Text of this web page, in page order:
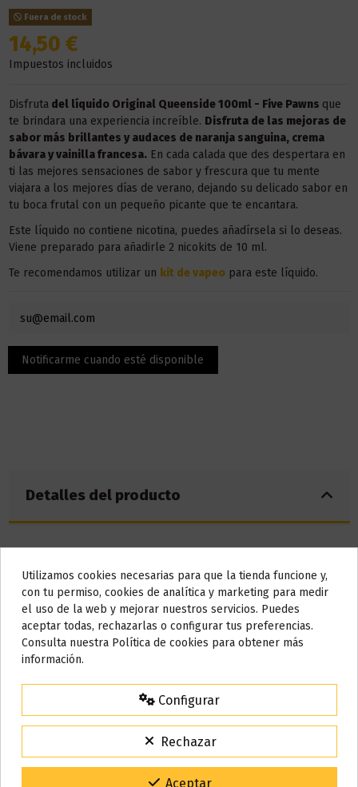
Fuera de stock
14,50 €
Impuestos incluidos
Disfrutadel líquido Original Queenside 100ml - Five Pawns que
te brindara una experiencia increíble. Disfruta de las mejoras de
sabor más brillantes y audaces de naranja sanguina, crema
bávara y vainilla francesa.En cada calada que des despertara en
ti las mejores sensaciones de sabor y frescura que tu mente
viajara a los mejores días de verano, dejando su delicado sabor en
tu boca frutal con un pequeño picante que te encantara.
Este líquido no contiene nicotina, puedes añadírsela si lo deseas.
Viene preparado para añadirle 2 nicokits de 10 ml.
Te recomendamos utilizar un kit de vapeopara este líquido.
Detalles del producto
Base 70 VG / 30 PG
Marca Five Pawns
Referencia 003068
Do not show again.
AVISO IMPORTANTE
Nos tomamos unos días
Todos los pedidos realizados desde el
15% de descuento
Para agradecerte la espera durante estos días.
Código:VACACIONES15
Gracias por tu paciencia y por seguir confiando en nosotros.
Utilizamos cookies necesarias para que la tienda funcione y,
con tu permiso, cookies de analítica y marketing para medir
el uso de la web y mejorar nuestros servicios. Puedes
aceptar todas, rechazarlas o configurar tus preferencias.
Consulta nuestra Política de cookies para obtener más
información.
Configurar
Rechazar
Aceptar